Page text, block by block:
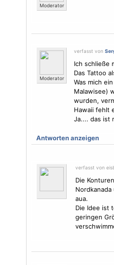
Moderator
Moderator
verfasst von
Ich schließe
Das Tattoo
Was mich
Malawisee)
wurden,
Hawaii fehlt
Ja.... das ist
Antworten anzeigen
verfasst von
Die
aua.
Die Idee ist
geringen